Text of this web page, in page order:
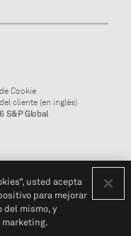
Cookie
cliente (en inglés)
S&P Global
usted acepta
para mejorar
del mismo, y